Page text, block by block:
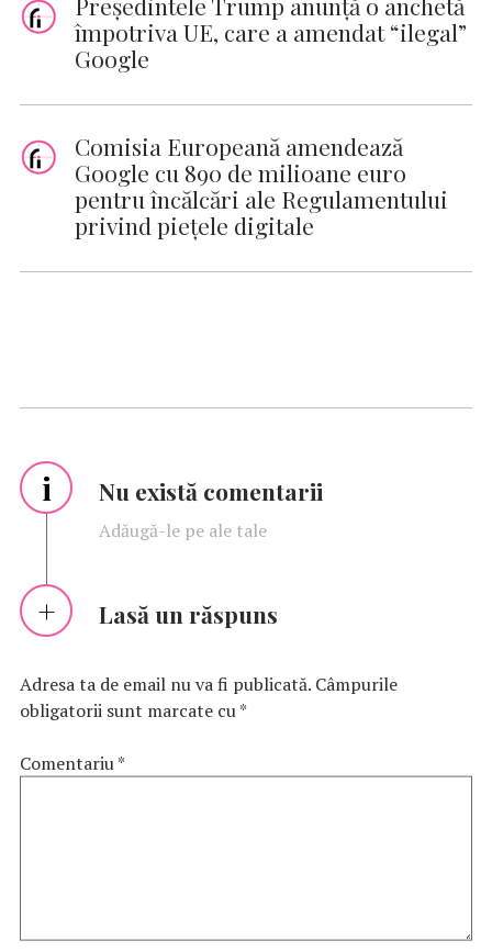
împotriva UE, care a amendat “ilegal”
Google
Comisia Europeană amendează
Google cu 890 de milioane euro
pentru încălcări ale Regulamentului
privind piețele digitale
i Nu există comentarii
Adăugă-le pe ale tale
Lasă un răspuns
Adresa ta de email nu va fi publicată. Câmpurile
obligatorii sunt marcate cu*
Comentariu*